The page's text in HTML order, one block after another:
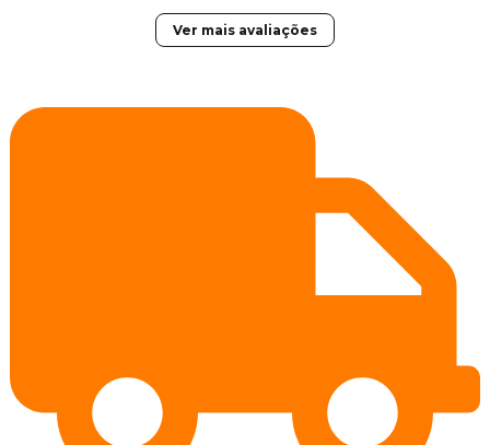
Ver mais avaliações